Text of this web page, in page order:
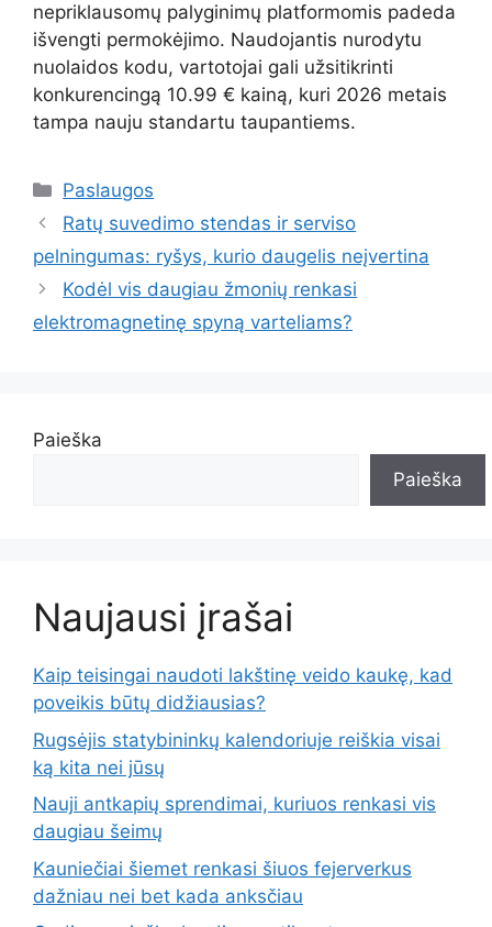
nepriklausomų palyginimų platformomis padeda
išvengti permokėjimo. Naudojantis nurodytu
nuolaidos kodu, vartotojai gali užsitikrinti
konkurencingą 10.99 € kainą, kuri 2026 metais
tampa nauju standartu taupantiems.
Kategorijos
Paslaugos
Ratų suvedimo stendas ir serviso
pelningumas: ryšys, kurio daugelis neįvertina
Kodėl vis daugiau žmonių renkasi
elektromagnetinę spyną varteliams?
Paieška
Paieška
Naujausi įrašai
Kaip teisingai naudoti lakštinę veido kaukę, kad
poveikis būtų didžiausias?
Rugsėjis statybininkų kalendoriuje reiškia visai
ką kita nei jūsų
Nauji antkapių sprendimai, kuriuos renkasi vis
daugiau šeimų
Kauniečiai šiemet renkasi šiuos fejerverkus
dažniau nei bet kada anksčiau